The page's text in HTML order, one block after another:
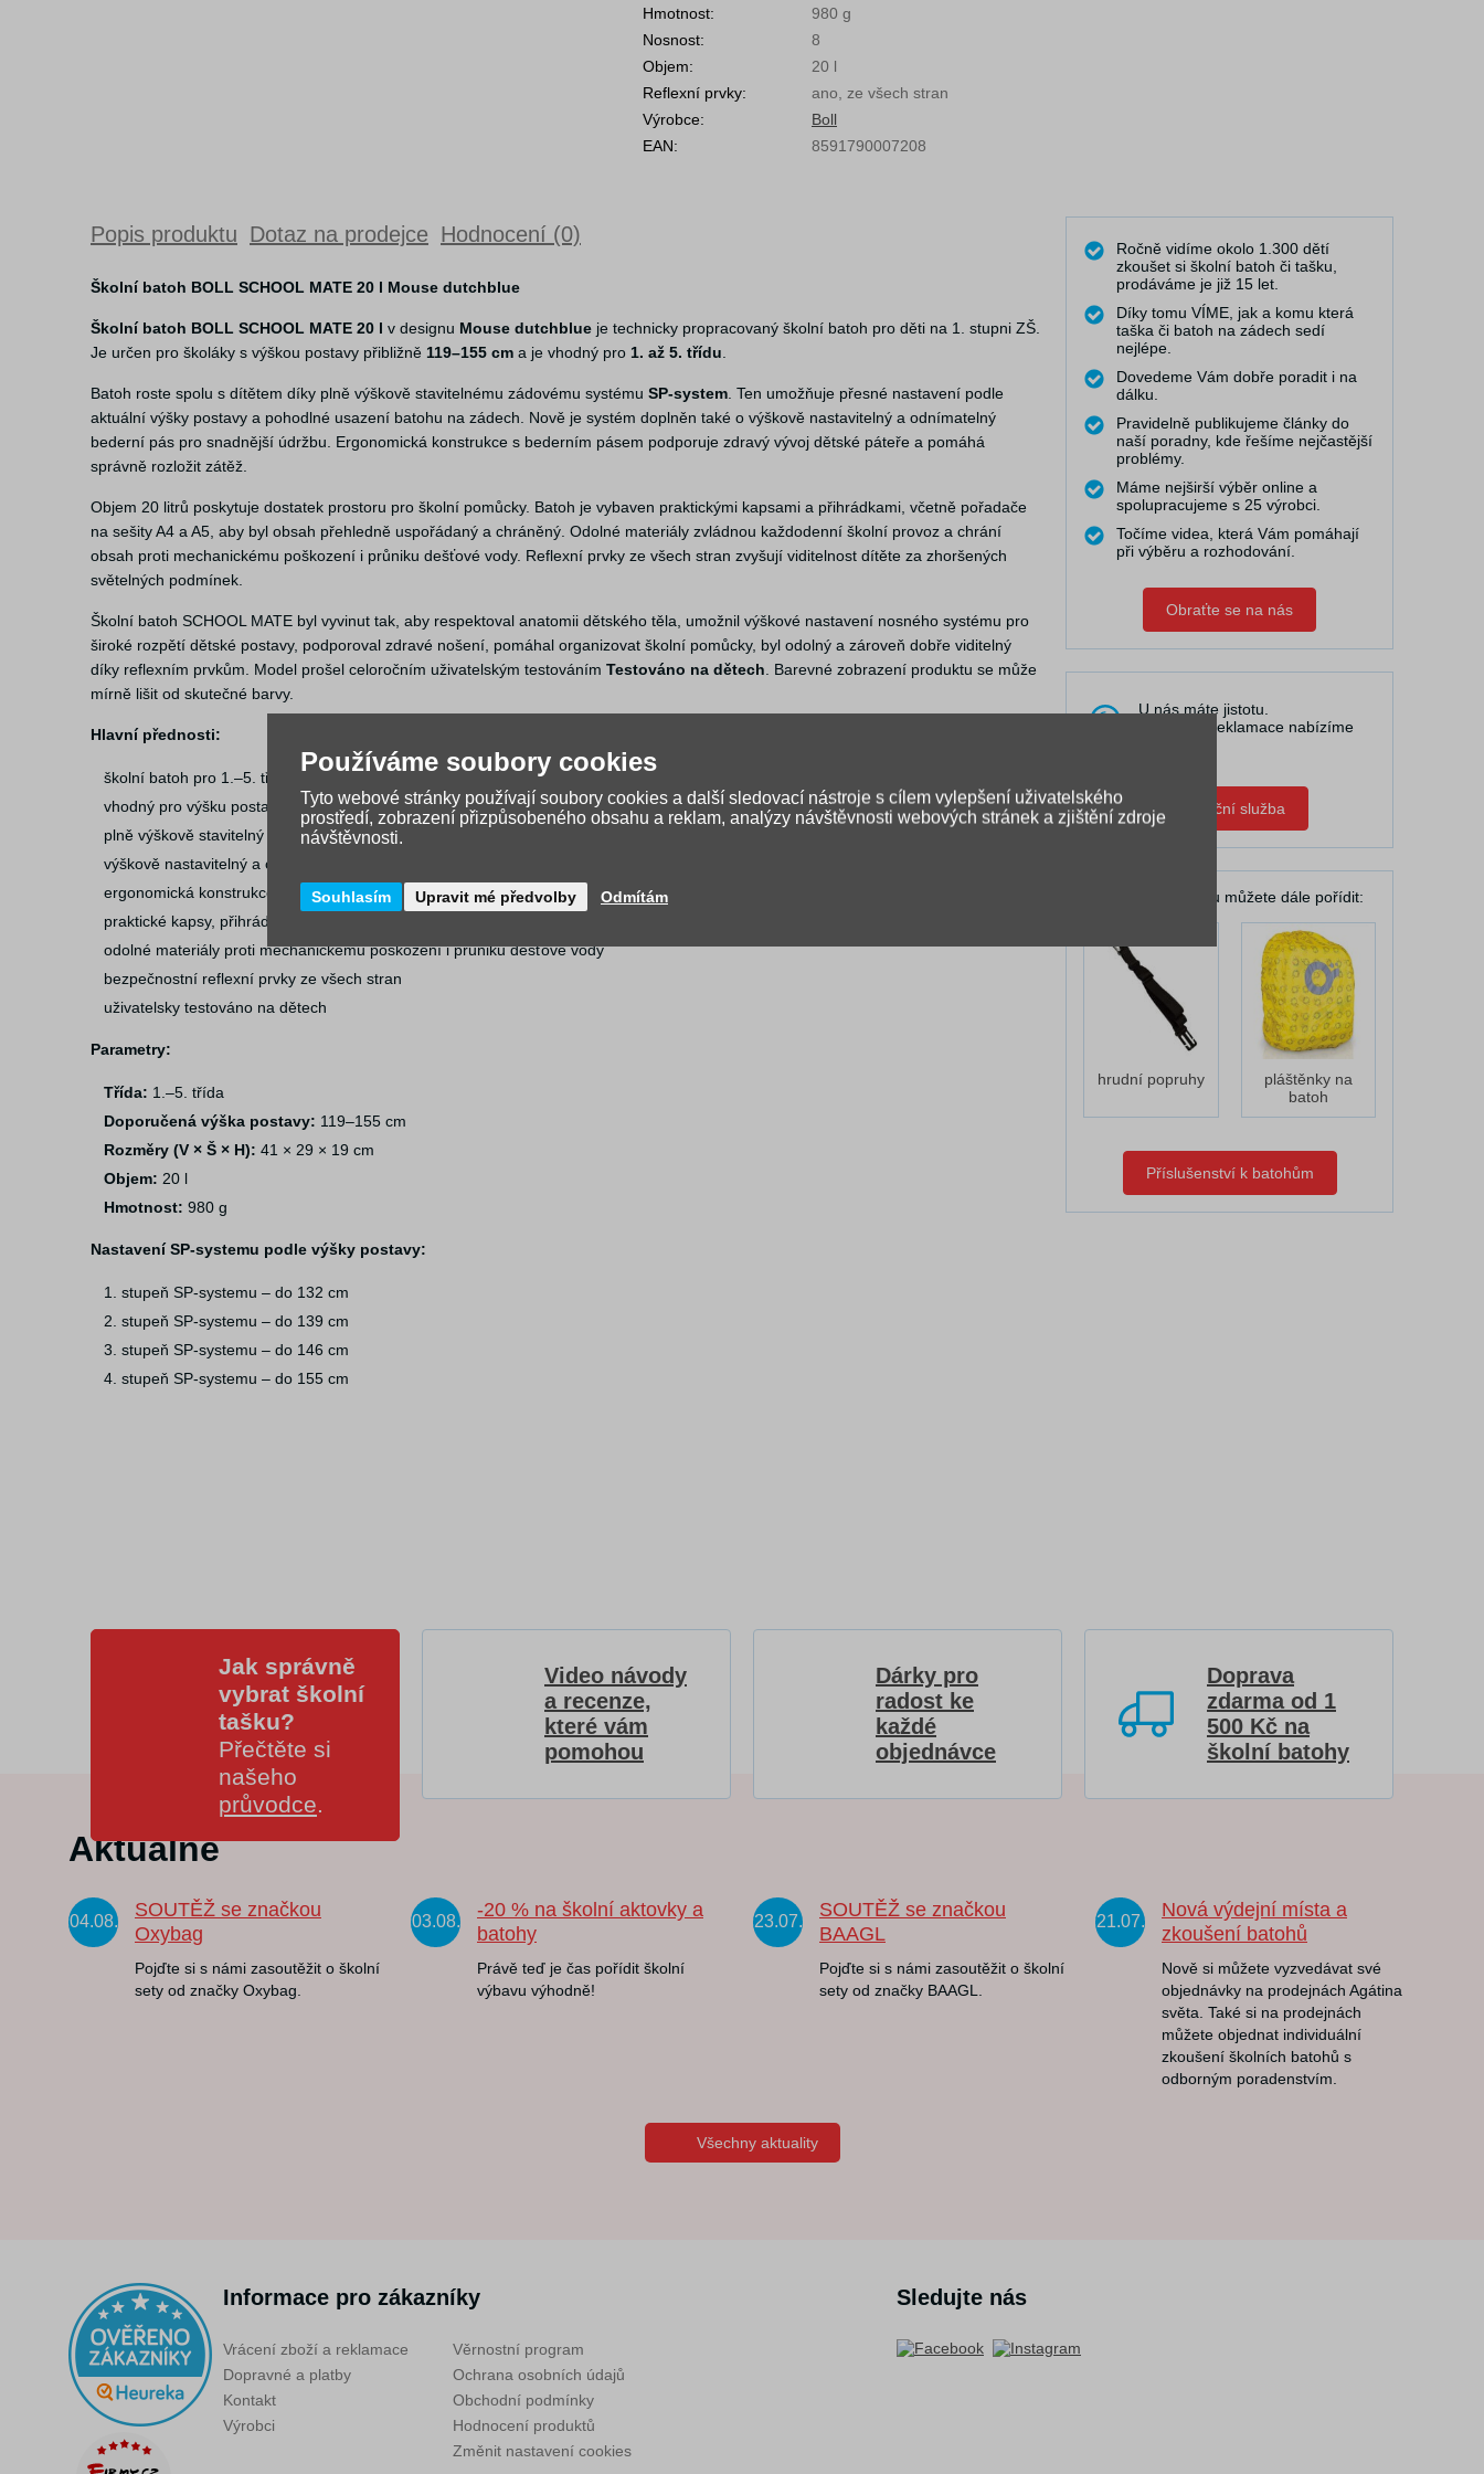
Hmotnost:
980 g
Nosnost:
8
Objem:
20 l
Reflexní prvky:
ano, ze všech stran
Výrobce:
Boll
EAN:
8591790007208
Popis produktu Dotaz na prodejce Hodnocení (0)
Školní batoh BOLL SCHOOL MATE 20 l Mouse dutchblue
Školní batoh BOLL SCHOOL MATE 20 l v designu Mouse dutchblue je technicky propracovaný školní batoh pro děti na 1. stupni ZŠ.
Je určen pro školáky s výškou postavy přibližně 119–155 cm a je vhodný pro 1. až 5. třídu
Batoh roste spolu s dítětem díky plně výškově stavitelnému zádovému systému SP-system . Ten umožňuje přesné nastavení podle
aktuální výšky postavy a pohodlné usazení batohu na zádech. Nově je systém doplněn také o výškově nastavitelný a odnímatelný
bederní pás pro snadnější údržbu. Ergonomická konstrukce s bederním pásem podporuje zdravý vývoj dětské páteře a pomáhá
správně rozložit zátěž.
Objem 20 litrů poskytuje dostatek prostoru pro školní pomůcky. Batoh je vybaven praktickými kapsami a přihrádkami, včetně pořadače
na sešity A4 a A5, aby byl obsah přehledně uspořádaný a chráněný. Odolné materiály zvládnou každodenní školní provoz a chrání
obsah proti mechanickému poškození i průniku dešťové vody. Reflexní prvky ze všech stran zvyšují viditelnost dítěte za zhoršených
světelných podmínek.
Školní batoh SCHOOL MATE byl vyvinut tak, aby respektoval anatomii dětského těla, umožnil výškové nastavení nosného systému pro
široké rozpětí dětské postavy, podporoval zdravé nošení, pomáhal organizovat školní pomůcky, byl odolný a zároveň dobře viditelný
díky reflexním prvkům. Model prošel celoročním uživatelským testováním Testováno na dětech . Barevné zobrazení produktu se může
mírně lišit od skutečné barvy.
Hlavní přednosti:
školní batoh pro 1.–5. třídu
vhodný pro výšku postavy 119–155 cm
plně výškově stavitelný zádový systém SP-system
výškově nastavitelný a odnímatelný bederní pás
ergonomická konstrukce podporující zdravé nošení
praktické kapsy, přihrádky a pořadač na sešity A4 a A5
odolné materiály proti mechanickému poškození i průniku dešťové vody
bezpečnostní reflexní prvky ze všech stran
uživatelsky testováno na dětech
Parametry:
Třída: 1.–5. třída
Doporučená výška postavy: 119–155 cm
Rozměry (V × Š × H): 41 × 29 × 19 cm
Objem: 20 l
Hmotnost: 980 g
Nastavení SP-systemu podle výšky postavy:
1. stupeň SP-systemu – do 132 cm
2. stupeň SP-systemu – do 139 cm
3. stupeň SP-systemu – do 146 cm
4. stupeň SP-systemu – do 155 cm
Ročně vidíme okolo 1.300 dětí
zkoušet si školní batoh či tašku,
prodáváme je již 15 let.
Díky tomu VÍME, jak a komu která
taška či batoh na zádech sedí
nejlépe.
Dovedeme Vám dobře poradit i na
dálku.
Pravidelně publikujeme články do
naší poradny, kde řešíme nejčastější
problémy.
Máme nejširší výběr online a
spolupracujeme s 25 výrobci.
Točíme videa, která Vám pomáhají
při výběru a rozhodování.
Obraťte se na nás
U nás máte jistotu.
V případě reklamace nabízíme
Zápůjční služba
K Vašemu batohu můžete dále pořídit:
hrudní popruhy
pláštěnky na
batoh
Příslušenství k batohům
Jak správně
vybrat školní
tašku?
Přečtěte si
našeho
průvodce.
Video návody
a recenze,
které vám
pomohou
Dárky pro
radost ke
každé
objednávce
Doprava
zdarma od 1
500 Kč na
školní batohy
Aktuálně
04.08.
SOUTĚŽ se značkou
Oxybag
Pojďte si s námi zasoutěžit o školní
sety od značky Oxybag.
03.08.
-20 % na školní aktovky a
batohy
Právě teď je čas pořídit školní
výbavu výhodně!
23.07.
SOUTĚŽ se značkou
BAAGL
Pojďte si s námi zasoutěžit o školní
sety od značky BAAGL.
21.07.
Nová výdejní místa a
zkoušení batohů
Nově si můžete vyzvedávat své
objednávky na prodejnách Agátina
světa. Také si na prodejnách
můžete objednat individuální
zkoušení školních batohů s
odborným poradenstvím.
Všechny aktuality
Informace pro zákazníky
Vrácení zboží a reklamace
Dopravné a platby
Kontakt
Výrobci
Věrnostní program
Ochrana osobních údajů
Obchodní podmínky
Hodnocení produktů
Změnit nastavení cookies
Sledujte nás
Používáme soubory cookies
Tyto webové stránky používají soubory cookies a další sledovací nástroje s cílem vylepšení uživatelského
prostředí, zobrazení přizpůsobeného obsahu a reklam, analýzy návštěvnosti webových stránek a zjištění zdroje
návštěvnosti.
Souhlasím Upravit mé předvolby Odmítám